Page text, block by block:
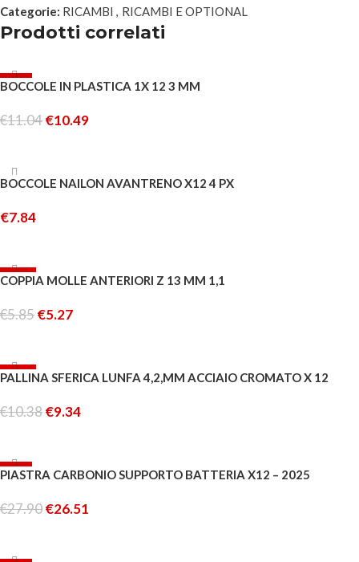
Categorie: RICAMBI , RICAMBI E OPTIONAL
Prodotti correlati
-5%
BOCCOLE IN PLASTICA 1X 12 3 MM
€11.04€10.49
BOCCOLE NAILON AVANTRENO X12 4 PX
€7.84
-10%
COPPIA MOLLE ANTERIORI Z 13 MM 1,1
€5.85€5.27
-10%
PALLINA SFERICA LUNFA 4,2,MM ACCIAIO CROMATO X 12
€10.38€9.34
-5%
PIASTRA CARBONIO SUPPORTO BATTERIA X12 – 2025
€27.90€26.51